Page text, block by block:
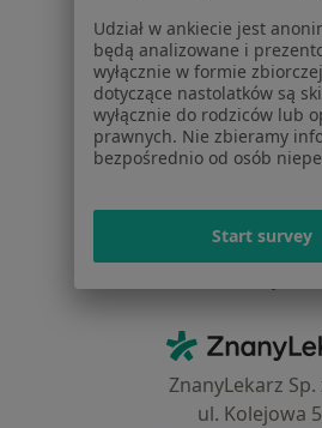
Blog dla
Dla
Cennik
Dla lekarzy
Baza wiedzy
ZnanyLekarz Sp.
ul. Kolejowa
Udział w ankiecie jest
będą analizowane i
wyłącznie w formie
dotyczące nastolatków są
wyłącznie do rodziców lub
prawnych. Nie zbieramy
bezpośrednio od osób
Start survey